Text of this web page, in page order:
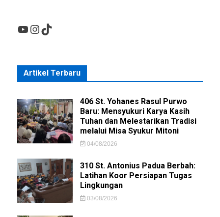
YouTube
Instagram
TikTok
Artikel Terbaru
406 St. Yohanes Rasul Purwo
Baru: Mensyukuri Karya Kasih
Tuhan dan Melestarikan Tradisi
melalui Misa Syukur Mitoni
04/08/2026
310 St. Antonius Padua Berbah:
Latihan Koor Persiapan Tugas
Lingkungan
03/08/2026